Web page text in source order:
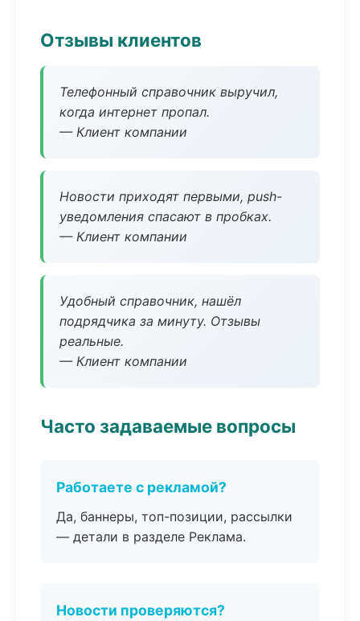
Отзывы клиентов
Телефонный справочник выручил,
когда интернет пропал.
— Клиент компании
Новости приходят первыми, push-
уведомления спасают в пробках.
— Клиент компании
Удобный справочник, нашёл
подрядчика за минуту. Отзывы
реальные.
— Клиент компании
Часто задаваемые вопросы
Работаете с рекламой?
Да, баннеры, топ-позиции, рассылки
— детали в разделе Реклама.
Новости проверяются?